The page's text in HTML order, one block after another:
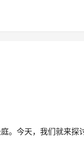
。今天，我们就来探